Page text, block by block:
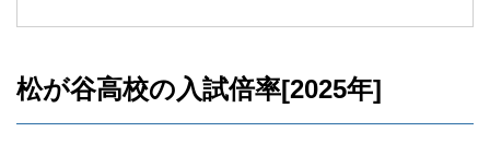
松が谷高校の入試倍率[2025年]